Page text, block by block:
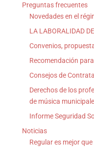
Preguntas frecuentes
Novedades en el
LA LABORALIDAD
Convenios,
Recomendación
Consejos de
Derechos de los
de música
Informe Seguridad
Noticias
Regular es mejor